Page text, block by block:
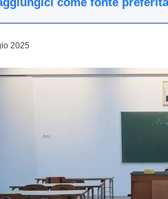
2025